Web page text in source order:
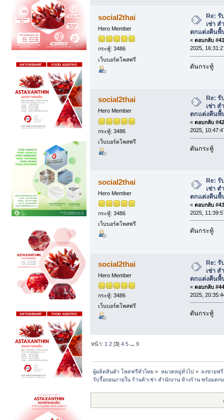
social2thai
Hero Member
กระทู้: 3486
เว็บบอร์ดโพสฟรี
Re: รั
เช่า
ตกแต่งคืนพื้
« ตอบกลับ
2025,
ดันกระทู้
social2thai
Hero Member
กระทู้: 3486
เว็บบอร์ดโพสฟรี
Re: รั
เช่า
ตกแต่งคืนพื้
« ตอบกลับ
2025,
ดันกระทู้
social2thai
Hero Member
กระทู้: 3486
เว็บบอร์ดโพสฟรี
Re: รั
เช่า
ตกแต่งคืนพื้
« ตอบกลับ
2025,
ดันกระทู้
social2thai
Hero Member
กระทู้: 3486
เว็บบอร์ดโพสฟรี
Re: รั
เช่า
ตกแต่งคืนพื้
« ตอบกลับ
2025,
ดันกระทู้
หน้า: 1 2 [3]4 5 ...9
ผู้ผลิตสินค้า โพสฟรีทั่วไทย » หมวดหมู่ทั่วไป» ลงขายฟ
รับรื้อถอนภายใน ร้านค้าเช่า สำนักงาน ห้างร้าน พร้อมต